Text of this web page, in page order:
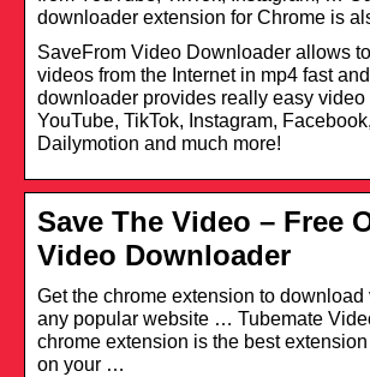
downloader extension for Chrome is
SaveFrom Video Downloader allows
videos from the Internet in mp4 fast
downloader provides really easy
YouTube, TikTok, Instagram,
Dailymotion and much more!
Save The Video – Free
Video Downloader
Get the chrome extension to download
any popular website … Tubemate
chrome extension is the best extension
on your …